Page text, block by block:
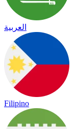
العربية
Filipino